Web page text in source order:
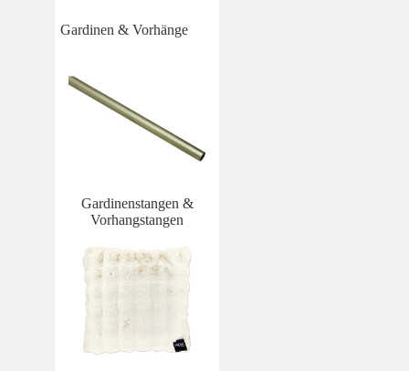
Gardinen & Vorhänge
Gardinenstangen &
Vorhangstangen